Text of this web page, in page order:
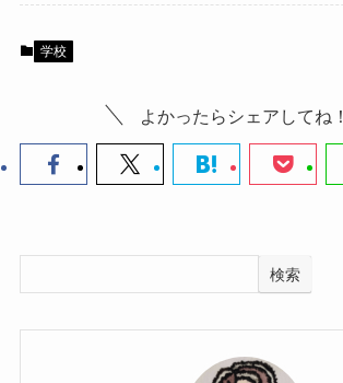
学校
よかったらシェアしてね！
検索